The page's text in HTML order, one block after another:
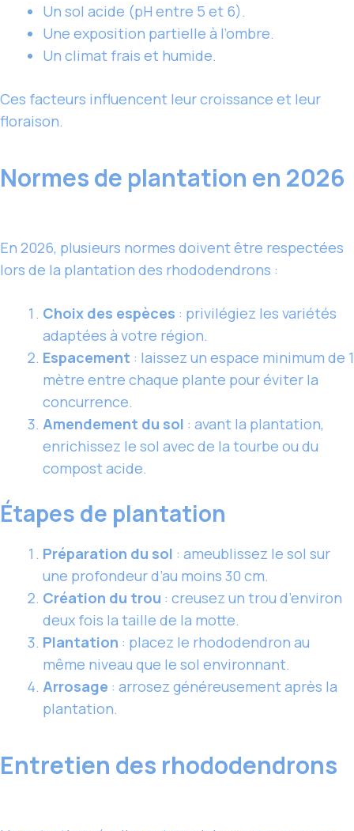
Un sol acide (pH entre 5 et 6).
Une exposition partielle à l’ombre.
Un climat frais et humide.
Ces facteurs influencent leur croissance et leur
floraison.
Normes de plantation en 2026
En 2026, plusieurs normes doivent être respectées
lors de la plantation des rhododendrons :
Choix des espèces : privilégiez les variétés
adaptées à votre région.
Espacement : laissez un espace minimum de 1
mètre entre chaque plante pour éviter la
concurrence.
Amendement du sol : avant la plantation,
enrichissez le sol avec de la tourbe ou du
compost acide.
Étapes de plantation
Préparation du sol : ameublissez le sol sur
une profondeur d’au moins 30 cm.
Création du trou : creusez un trou d’environ
deux fois la taille de la motte.
Plantation : placez le rhododendron au
même niveau que le sol environnant.
Arrosage : arrosez généreusement après la
plantation.
Entretien des rhododendrons